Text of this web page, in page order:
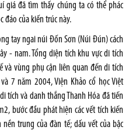
giá đã tìm thấy chúng ta có thể phác
đáo của kiến trúc này.
tay ngai núi Đốn Sơn (Núi Đún) cách
- nam. Tổng diện tích khu vực di tích
và vùng phụ cận liên quan đến di tích
7 năm 2004, Viện Khảo cổ học Việt
tích và danh thắng Thanh Hóa đã tiến
bước đầu phát hiện các vết tích kiến
trung của đàn tế; dấu vết của bậc